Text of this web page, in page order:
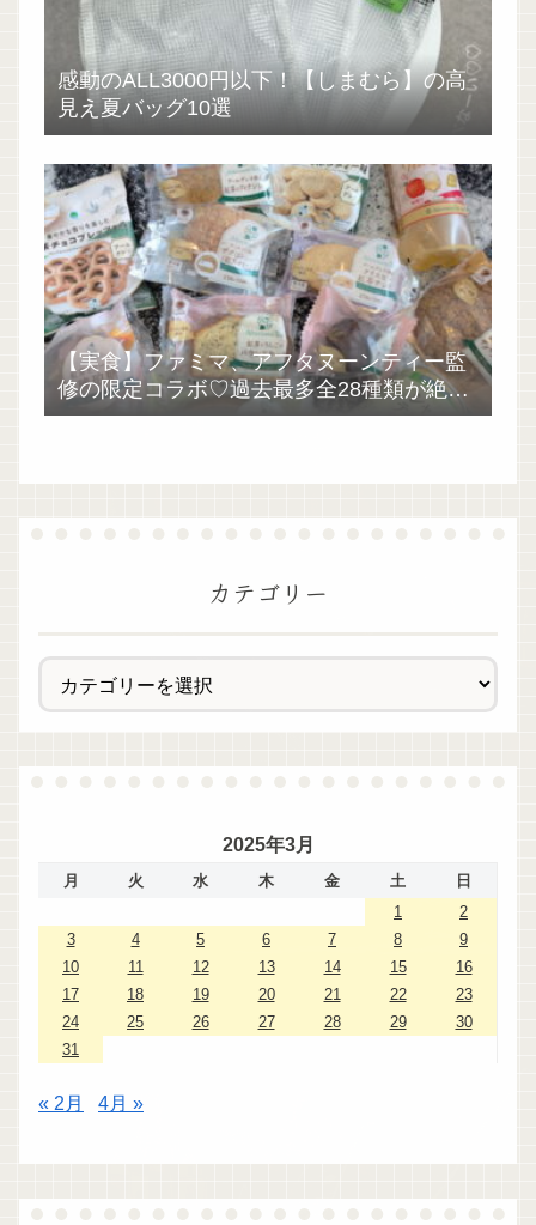
感動のALL3000円以下！【しまむら】の高
見え夏バッグ10選
【実食】ファミマ、アフタヌーンティー監
修の限定コラボ♡過去最多全28種類が絶品
過ぎた！
カテゴリー
2025年3月
月 火 水 木 金 土
日
1
2
3
4 5 6 7 8
9
10
11 12 13 14 15
16
17
18 19 20 21 22
23
24
25 26 27 28 29
30
31
« 2月 4月 »